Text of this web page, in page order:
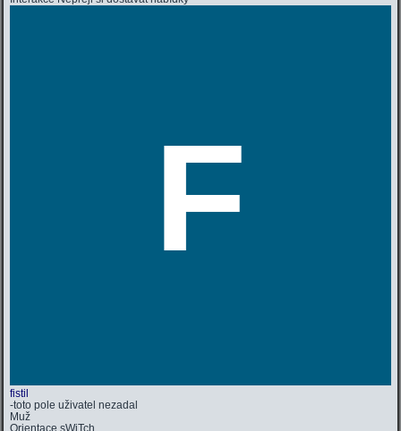
F
fistil
-toto pole uživatel nezadal
Muž
Orientace sWiTch